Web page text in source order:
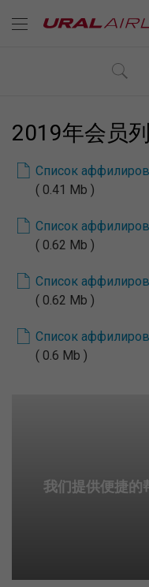
2019年会员
Список
( 0.41 Mb )
Список
( 0.62 Mb )
Список
( 0.62 Mb )
Список
( 0.6 Mb )
我们提供便捷的